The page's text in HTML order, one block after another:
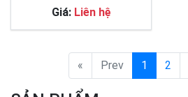
Giá: Liên hệ
« Prev 1 2